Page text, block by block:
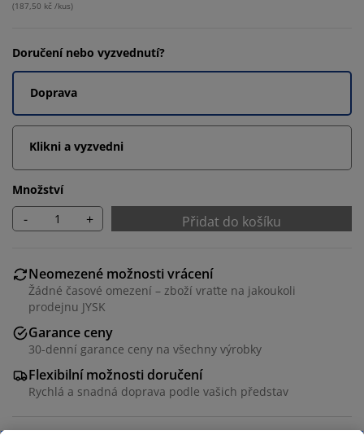
(187,50 kč /kus)
Doručení nebo vyzvednutí?
Doprava
Klikni a vyzvedni
Množství
- + Přidat do košíku
Neomezené možnosti vrácení
Žádné časové omezení – zboží vraťte na jakoukoli
prodejnu JYSK
Garance ceny
30-denní garance ceny na všechny výrobky
Flexibilní možnosti doručení
Rychlá a snadná doprava podle vašich představ